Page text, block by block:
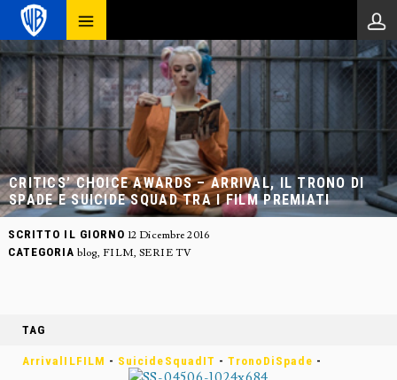
CRITICS’ CHOICE AWARDS – ARRIVAL, IL TRONO DI
SPADE E SUICIDE SQUAD TRA I FILM PREMIATI
SCRITTO IL GIORNO 12 Dicembre 2016
CATEGORIA blog, FILM, SERIE TV
TAG
ArrivalILFILM - SuicideSquadIT -TronoDiSpade -